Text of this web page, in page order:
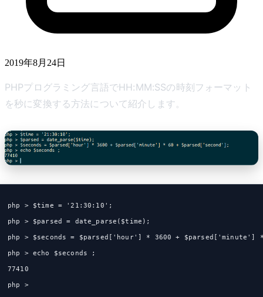
2019年8月24日
PHPプログラミング言語でHH:MM:SSの時刻フォーマット
を秒に変換する方法について紹介します。
php > $time = '21:30:10';
php > $parsed = date_parse($time);
php > $seconds = $parsed['hour'] * 3600 + $parsed['minute']
php > echo $seconds ;
77410
php >